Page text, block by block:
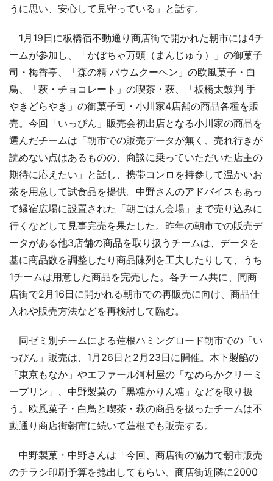
うに思い、安心して見守っている」と話す。
1月19日に板橋宿不動通り商店街で開かれた朝市には4チ
ームが参加し、「かぼちゃ万頭（まんじゅう）」の御菓子
司・梅香亭、「森の精 バウムクーヘン」の欧風菓子・白
鳥、「萩・チョコレート」の喫茶・萩、「板橋太鼓判 手
やきどらやき」の御菓子司・小川家4店舗の商品各種を販
売。今回「いっぴん」販売会初出店となる小川家の商品を
選んだチームは「朝市での販売データが無く、売れ行きが
読めない点はあるものの、商談に乗っていただいた店主の
期待に応えたい」と話し、携帯コンロを持参して温かいお
茶を用意して試食品を提供。中野さんのアドバイスもあっ
て縁宿広場に設置された「朝ごはん会場」まで売り込みに
行くなどして見事完売を果たした。昨年の朝市での販売デ
ータがある他3店舗の商品を取り扱うチームは、データを
基に商品数を調整したり商品陳列を工夫したりして、うち
1チームは用意した商品を完売した。各チーム共に、同商
店街で2月16日に開かれる朝市での再販売に向け、商品仕
入れや販売方法などを再検討して臨む。
同ゼミ別チームによる蓮根ハミングロード朝市での「い
っぴん」販売は、1月26日と2月23日に開催。木下製餡の
「東京もなか」やエファール河村屋の「なめらかクリーミ
ープリン」、中野製菓の「黒糖かりん糖」などを取り扱
う。欧風菓子・白鳥と喫茶・萩の商品を扱ったチームは不
動通り商店街朝市に続いて蓮根でも販売する。
中野製菓・中野さんは「今回、商店街の協力で朝市販売
のチラシ印刷予算を捻出してもらい、商店街近隣に2000